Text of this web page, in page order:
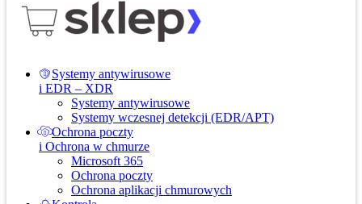
Systemy antywirusowe
i EDR – XDR
Systemy antywirusowe
Systemy wczesnej detekcji (EDR/APT)
Ochrona poczty
i Ochrona w chmurze
Microsoft 365
Ochrona poczty
Ochrona aplikacji chmurowych